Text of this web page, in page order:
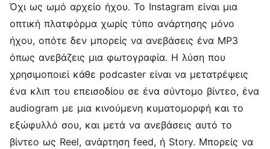
Όχι ως ωμό αρχείο ήχου. Το Instagram είναι μια
οπτική πλατφόρμα χωρίς τύπο ανάρτησης μόνο
ήχου, οπότε δεν μπορείς να ανεβάσεις ένα MP3
όπως ανεβάζεις μια φωτογραφία. Η λύση που
χρησιμοποιεί κάθε podcaster είναι να μετατρέψεις
ένα κλιπ του επεισοδίου σε ένα σύντομο βίντεο, ένα
audiogram με μια κινούμενη κυματομορφή και το
εξώφυλλό σου, και μετά να ανεβάσεις αυτό το
βίντεο ως Reel, ανάρτηση feed, ή Story. Μπορείς να